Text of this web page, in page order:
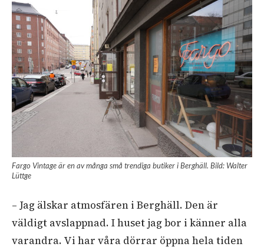
Fargo Vintage är en av många små trendiga butiker i Berghäll. Bild: Walter
Lüttge
– Jag älskar atmosfären i Berghäll. Den är
väldigt avslappnad. I huset jag bor i känner alla
varandra. Vi har våra dörrar öppna hela tiden